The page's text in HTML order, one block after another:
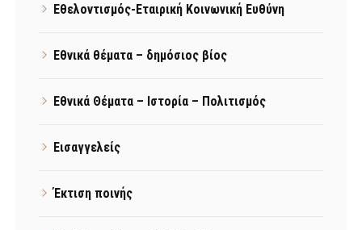
Εθελοντισμός-Εταιρική Κοινωνική Ευθύνη
Εθνικά θέματα – δημόσιος βίος
Εθνικά Θέματα – Ιστορία – Πολιτισμός
Εισαγγελείς
Έκτιση ποινής